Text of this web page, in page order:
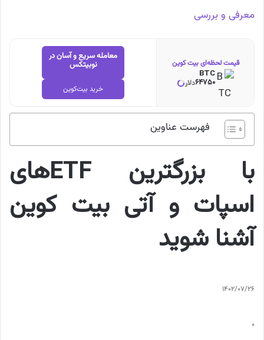
معرفی و بررسی
معامله سریع و آسان در
نوبیتکس
خرید بیت‌کوین
قیمت لحظه‌ای بیت کوین
BTC
64750دلار
فهرست عناوین
با بزرگترین ETFهای
اسپات و آتی بیت کوین
آشنا شوید
1402/07/26
0